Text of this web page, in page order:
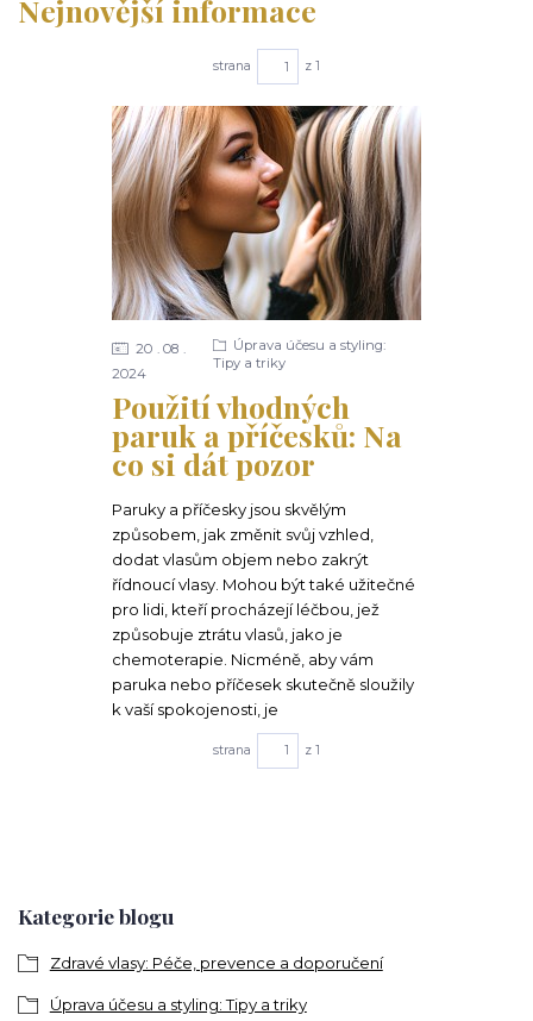
Kategorie blogu
Zdravé vlasy: Péče, prevence a doporučení
Úprava účesu a styling: Tipy a triky
Nejnovější informace
strana z 1
Použití vhodných
paruk a příčesků: Na
co si dát pozor
20
08
2024
Úprava účesu a styling:
Tipy a triky
Paruky a příčesky jsou skvělým
způsobem, jak změnit svůj vzhled,
dodat vlasům objem nebo zakrýt
řídnoucí vlasy. Mohou být také užitečné
pro lidi, kteří procházejí léčbou, jež
způsobuje ztrátu vlasů, jako je
chemoterapie. Nicméně, aby vám
paruka nebo příčesek skutečně sloužily
k vaší spokojenosti, je
strana z 1